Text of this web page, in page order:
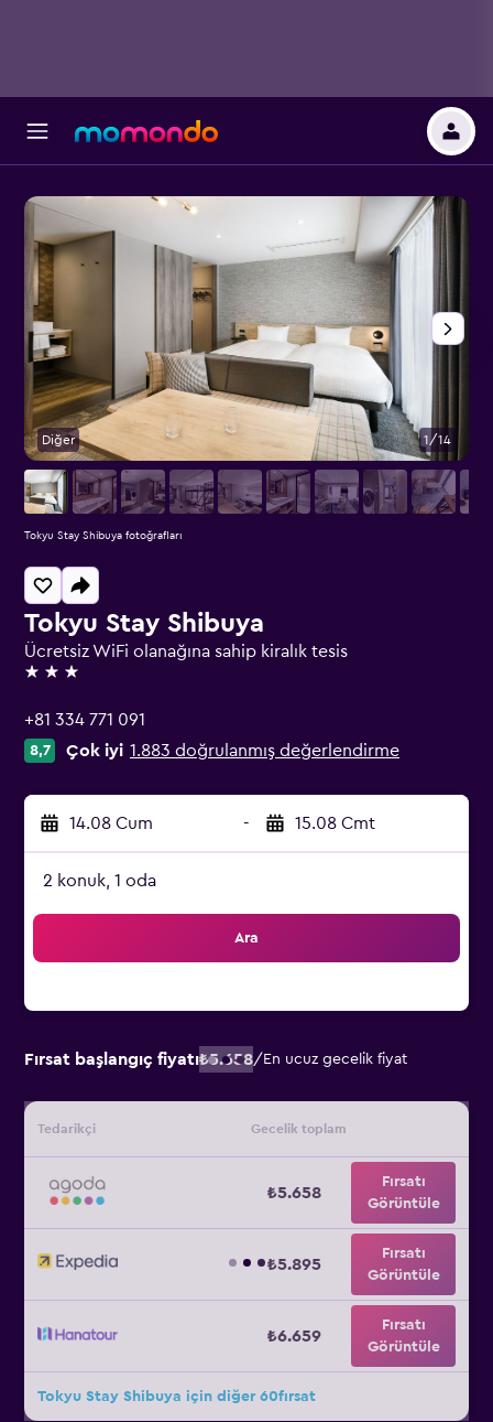
Tokyu Stay Shibuya
Ücretsiz WiFi olanağına sahip kiralık tesis
3 yıldız
+81 334 771 091
8,7 Çok iyi 1.883 doğrulanmış değerlendirme
14.08 Cum - 15.08 Cmt
2 konuk, 1 oda
Ara
Fırsat başlangıç fiyatı₺5.658/ En ucuz gecelik fiyat
Tedarikçi Gecelik toplam
₺5.658
Fırsatı
Görüntüle
₺5.895
Fırsatı
Görüntüle
₺6.659
Fırsatı
Görüntüle
Tokyu Stay Shibuya için diğer 60fırsat
Diğer 1/14
Tokyu Stay Shibuya fotoğrafları